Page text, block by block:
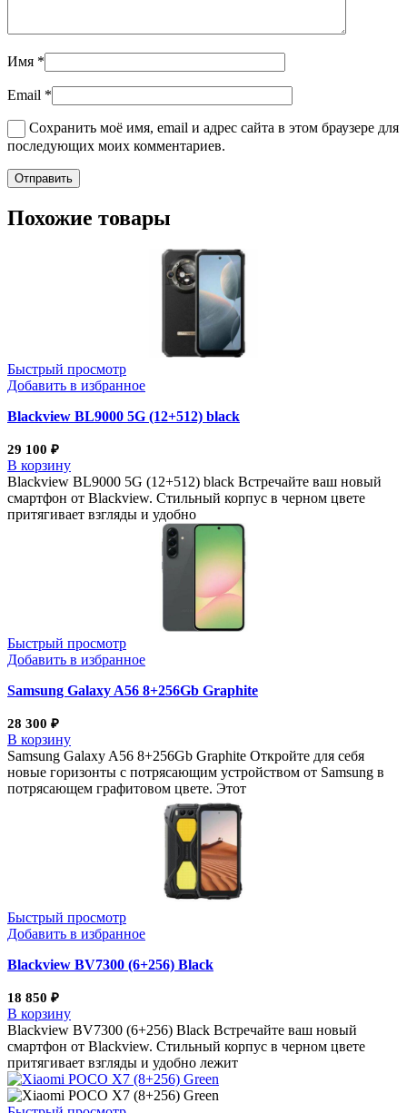
Имя *
Email *
Сохранить моё имя, email и адрес сайта в этом браузере для
последующих моих комментариев.
Похожие товары
Быстрый просмотр
Добавить в избранное
Blackview BL9000 5G (12+512) black
29 100 ₽
В корзину
Blackview BL9000 5G (12+512) black Встречайте ваш новый
смартфон от Blackview. Стильный корпус в черном цвете
притягивает взгляды и удобно
Быстрый просмотр
Добавить в избранное
Samsung Galaxy A56 8+256Gb Graphite
28 300 ₽
В корзину
Samsung Galaxy A56 8+256Gb Graphite Откройте для себя
новые горизонты с потрясающим устройством от Samsung в
потрясающем графитовом цвете. Этот
Быстрый просмотр
Добавить в избранное
Blackview BV7300 (6+256) Black
18 850 ₽
В корзину
Blackview BV7300 (6+256) Black Встречайте ваш новый
смартфон от Blackview. Стильный корпус в черном цвете
притягивает взгляды и удобно лежит